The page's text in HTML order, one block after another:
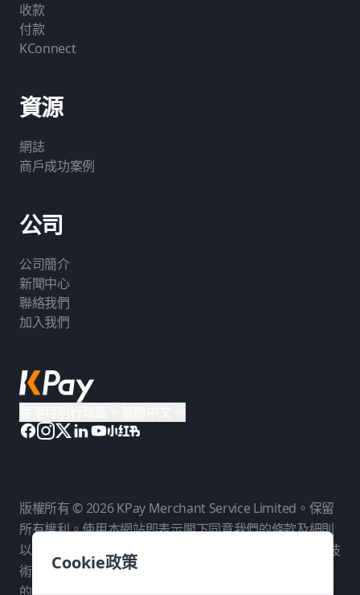
Cookie政策
收款
付款
KConnect
資源
網誌
商戶成功案例
公司
公司簡介
新聞中心
聯絡我們
加入我們
版權所有 © 2026 KPay Merchant Service Limited。保留
所有權利。使用本網站即表示閣下同意我們的條款及細則
以及
。KPay Merchant Service Limited 是一個技
術平台，而非銀行。付款服務由我們在各相關司法管轄區